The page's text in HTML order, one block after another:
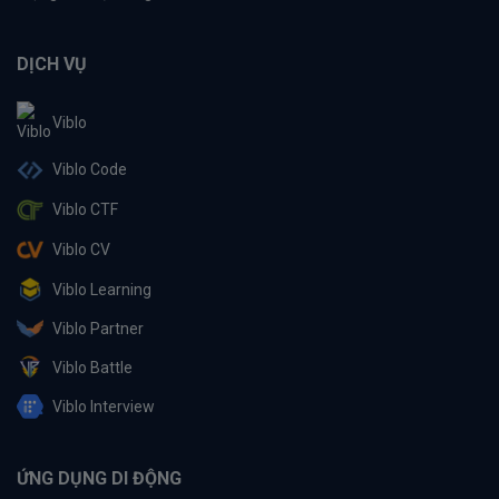
DỊCH VỤ
Viblo
Viblo Code
Viblo CTF
Viblo CV
Viblo Learning
Viblo Partner
Viblo Battle
Viblo Interview
ỨNG DỤNG DI ĐỘNG